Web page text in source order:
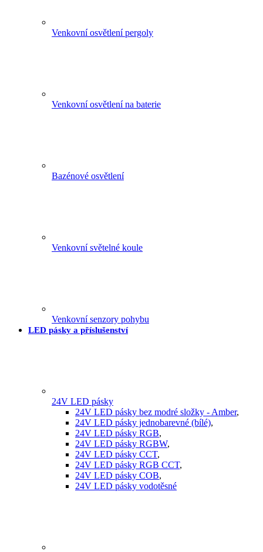
Venkovní osvětlení pergoly
Venkovní osvětlení na baterie
Bazénové osvětlení
Venkovní světelné koule
Venkovní senzory pohybu
LED pásky a příslušenství
24V LED pásky
24V LED pásky bez modré složky - Amber,
24V LED pásky jednobarevné (bílé),
24V LED pásky RGB,
24V LED pásky RGBW,
24V LED pásky CCT,
24V LED pásky RGB CCT,
24V LED pásky COB,
24V LED pásky vodotěsné